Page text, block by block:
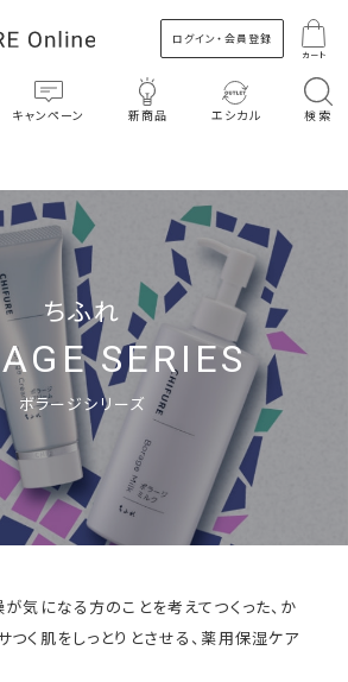
ログイン・会員登録
カート
キャンペーン 新商品 エシカル 検索
ちふれ
SERIES
ボラージシリーズ
気になる方のことを考えてつくった、か
つく肌をしっとりとさせる、薬用保湿ケア